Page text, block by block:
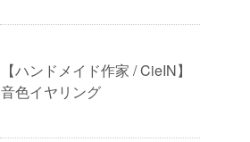
【ハンドメイド作家 / CieIN】
音色イヤリング